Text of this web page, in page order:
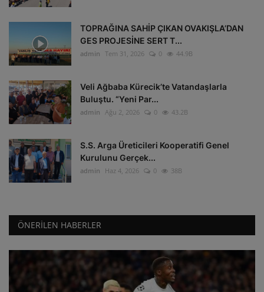
TOPRAĞINA SAHİP ÇIKAN OVAKIŞLA’DAN
GES PROJESİNE SERT T...
admin Tem 31, 2026 0 44.9B
Veli Ağbaba Kürecik’te Vatandaşlarla
Buluştu. “Yeni Par...
admin Ağu 2, 2026 0 43.2B
S.S. Arga Üreticileri Kooperatifi Genel
Kurulunu Gerçek...
admin Haz 4, 2026 0 38B
ÖNERILEN HABERLER